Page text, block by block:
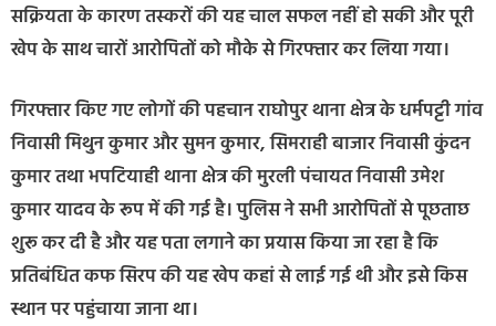
सक्रियता के कारण तस्करों की यह चाल सफल नहीं हो सकी और पूरी
खेप के साथ चारों आरोपितों को मौके से गिरफ्तार कर लिया गया।
गिरफ्तार किए गए लोगों की पहचान राघोपुर थाना क्षेत्र के धर्मपट्टी गांव
निवासी मिथुन कुमार और सुमन कुमार, सिमराही बाजार निवासी कुंदन
कुमार तथा भपटियाही थाना क्षेत्र की मुरली पंचायत निवासी उमेश
कुमार यादव के रूप में की गई है। पुलिस ने सभी आरोपितों से पूछताछ
शुरू कर दी है और यह पता लगाने का प्रयास किया जा रहा है कि
प्रतिबंधित कफ सिरप की यह खेप कहां से लाई गई थी और इसे किस
स्थान पर पहुंचाया जाना था।